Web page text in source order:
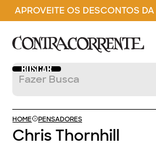
APROVEITE OS DESCONTOS
HOME PENSADORES
Chris Thornhill